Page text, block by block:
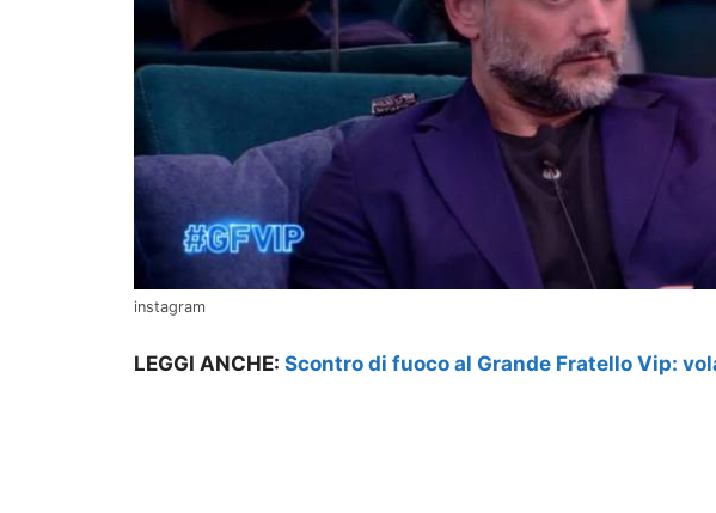
instagram
LEGGI ANCHE: Scontro di fuoco al Grande Fratello Vip: